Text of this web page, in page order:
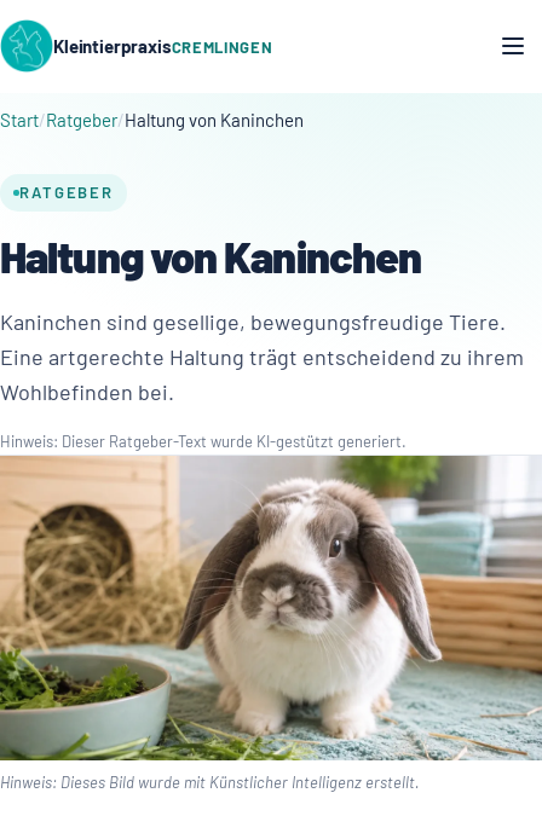
KleintierpraxisCREMLINGEN
Start Ratgeber Haltung von Kaninchen
RATGEBER
Haltung von Kaninchen
Kaninchen sind gesellige, bewegungsfreudige Tiere.
Eine artgerechte Haltung trägt entscheidend zu ihrem
Wohlbefinden bei.
Hinweis: Dieser Ratgeber-Text wurde KI-gestützt generiert.
Hinweis: Dieses Bild wurde mit Künstlicher Intelligenz erstellt.